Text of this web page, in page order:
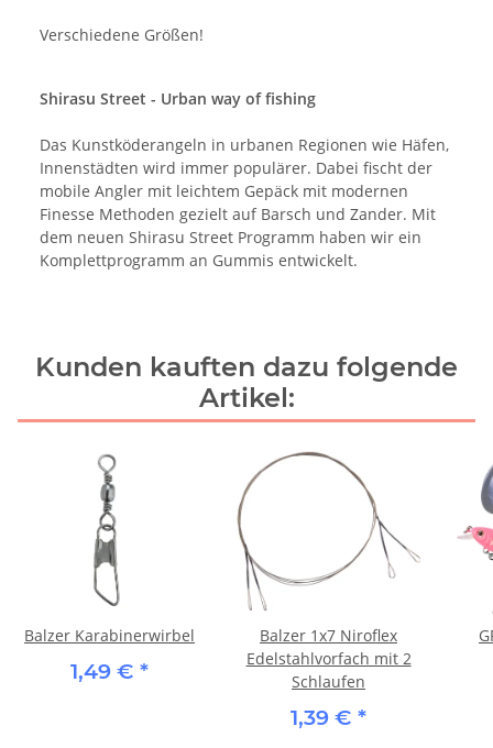
Verschiedene Größen!
Shirasu Street - Urban way of fishing
Das Kunstköderangeln in urbanen Regionen wie Häfen,
Innenstädten wird immer populärer. Dabei fischt der
mobile Angler mit leichtem Gepäck mit modernen
Finesse Methoden gezielt auf Barsch und Zander. Mit
dem neuen Shirasu Street Programm haben wir ein
Komplettprogramm an Gummis entwickelt.
Kunden kauften dazu folgende
Artikel:
Balzer Karabinerwirbel
1,49 € *
Balzer 1x7 Niroflex
Edelstahlvorfach mit 2
Schlaufen
1,39 € *